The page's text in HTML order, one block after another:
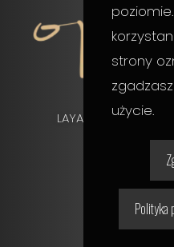
LAYAR, ul.
+48
strony
użycie.
Polityka